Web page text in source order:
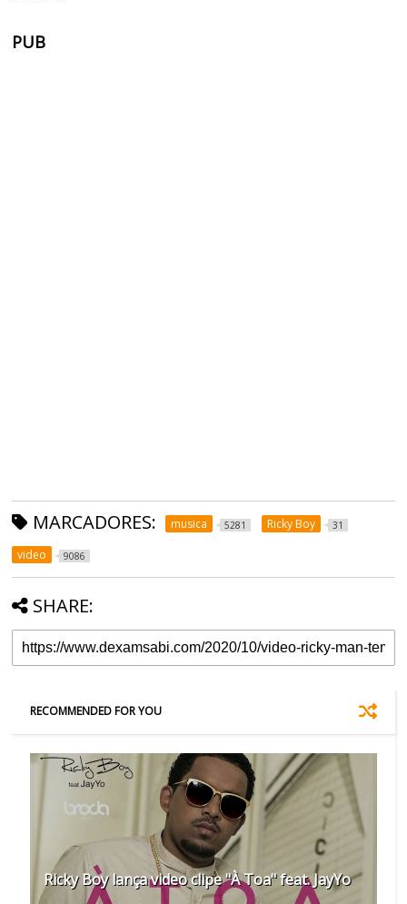
PUB
MARCADORES: musica 5281 Ricky Boy 31
video 9086
SHARE:
RECOMMENDED FOR YOU
Ricky Boy lança video clipe "À Toa" feat. JayYo